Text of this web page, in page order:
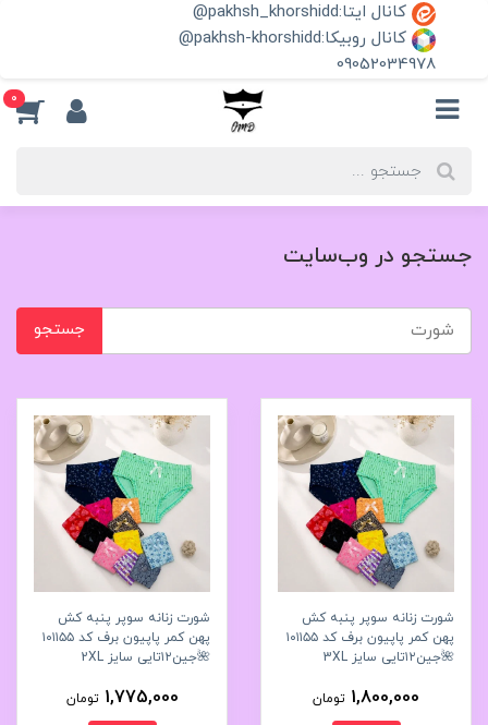
کانال ایتا:pakhsh_khorshidd@
کانال روبیکا:pakhsh-khorshidd@
09052034978
0
جستجو در وب‌سایت
جستجو
شورت زنانه سوپر پنبه کش
پهن کمر پاپیون برف کد ۱۰۱۱۵۵
🌺جین۱۲تایی سایز 3XL
1,800,000 تومان
شورت زنانه سوپر پنبه کش
پهن کمر پاپیون برف کد ۱۰۱۱۵۵
🌺جین۱۲تایی سایز 2XL
1,775,000 تومان